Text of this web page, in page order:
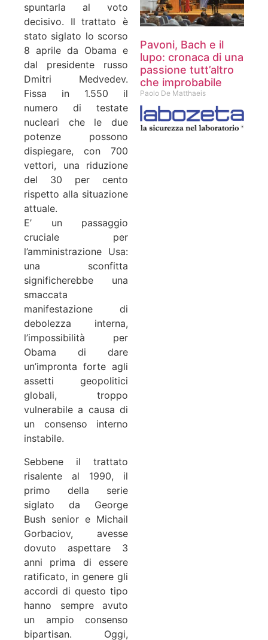
spuntarla al voto
decisivo. Il trattato è
stato siglato lo scorso
8 aprile da Obama e
dal presidente russo
Dmitri Medvedev.
Fissa in 1.550 il
numero di testate
nucleari che le due
potenze possono
dispiegare, con 700
vettori, una riduzione
del 30 per cento
rispetto alla situazione
attuale.
E’ un passaggio
cruciale per
l’amministrazione Usa:
una sconfitta
significherebbe una
smaccata
manifestazione di
debolezza interna,
l’impossibilità per
Obama di dare
un’impronta forte agli
assetti geopolitici
globali, troppo
vulnerabile a causa di
un consenso interno
instabile.
Sebbene il trattato
risalente al 1990, il
primo della serie
siglato da George
Bush senior e Michail
Gorbaciov, avesse
dovuto aspettare 3
anni prima di essere
ratificato, in genere gli
accordi di questo tipo
hanno sempre avuto
un ampio consenso
bipartisan. Oggi,
Pavoni, Bach e il
lupo: cronaca di una
passione tutt’altro
che improbabile
Paolo De Matthaeis